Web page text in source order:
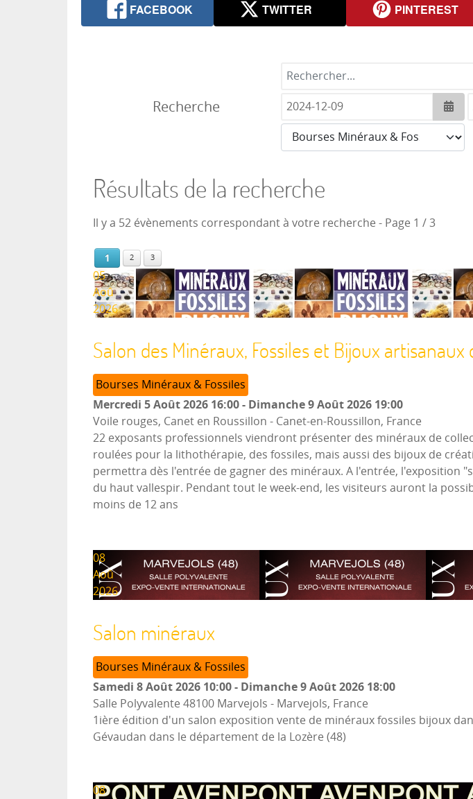
FACEBOOK TWITTER PINTEREST
Recherche
Rechercher...
Résultats de la recherche
Il y a 52 évènements correspondant à votre recherche - Page 1 / 3
1 2 3
05
Aoû
2026
Salon des Minéraux, Fossiles et Bijoux
Bourses Minéraux & Fossiles
Mercredi 5 Août 2026 16:00- Dimanche 9 Août 2026 19:00
Voile rouges, Canet en Roussillon - Canet-en-Roussillon, France
22 exposants professionnels viendront présenter des minéraux de
roulées pour la lithothérapie, des fossiles, mais aussi des bijoux de
permettra dès l'entrée de gagner des minéraux. A l'entrée,
du haut vallespir. Pendant tout le week-end, les visiteurs auront la
moins de 12 ans
08
Aoû
2026
Salon minéraux
Bourses Minéraux & Fossiles
Samedi 8 Août 2026 10:00- Dimanche 9 Août 2026 18:00
Salle Polyvalente 48100 Marvejols - Marvejols, France
1ière édition d'un salon exposition vente de minéraux fossiles bijoux
Gévaudan dans le département de la Lozère (48)
08